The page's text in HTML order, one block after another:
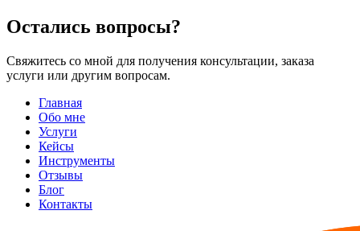
Остались вопросы?
Свяжитесь со мной для получения консультации, заказа
услуги или другим вопросам.
Главная
Обо мне
Услуги
Кейсы
Инструменты
Отзывы
Блог
Контакты